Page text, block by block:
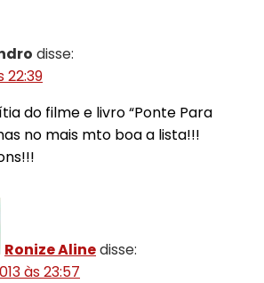
disse:
22:39
do filme e livro “Ponte Para
no mais mto boa a lista!!!
Ronize Alinedisse:
às 23:57